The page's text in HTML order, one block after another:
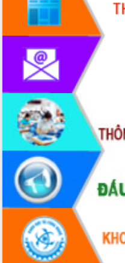
Đẩy mạnh cải cách hành chính, quyết
tâm đạt được mục tiêu tăng trưởng
Tổ chức trang trọng Lễ hội Đền thờ
Lương Văn Chánh năm 2026
Phó Bí thư Tỉnh ủy Đắk Lắk Đỗ Hữu
Huy giữ chức Bí thư Đảng ủy Ủy Ban
Nhân dân tỉnh
Bệnh án điện tử thúc đẩy chuyển đổi
số y tế tại Đắk Lắk
Chuyển đổi số thư viện: Mở rộng
không gian tri thức trong thời đại số
Đánh giá, rút kinh nghiệm công tác tổ
chức diễn tập trước ngày bầu cử
Chương trình “Gặp gỡ hữu nghị –
Friendship Meeting New Year 2026”
Bầu cử Quốc hội và HĐND: Cử tri Đắk
Lắk gửi gắm niềm tin, kỳ vọng vào lá
phiếu